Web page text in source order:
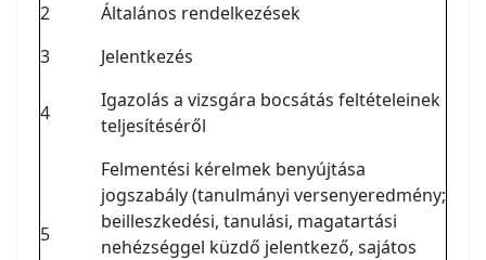
2
Általános rendelkezések
3
Jelentkezés
4
Igazolás a vizsgára bocsátás feltételeinek
teljesítéséről
5
Felmentési kérelmek benyújtása
jogszabály (tanulmányi versenyeredmény;
beilleszkedési, tanulási, magatartási
nehézséggel küzdő jelentkező, sajátos